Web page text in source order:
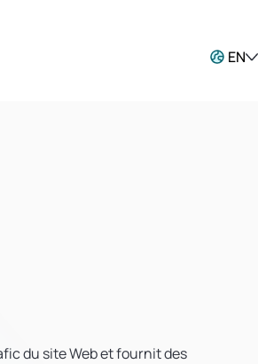
EN
du site Web et fournit des